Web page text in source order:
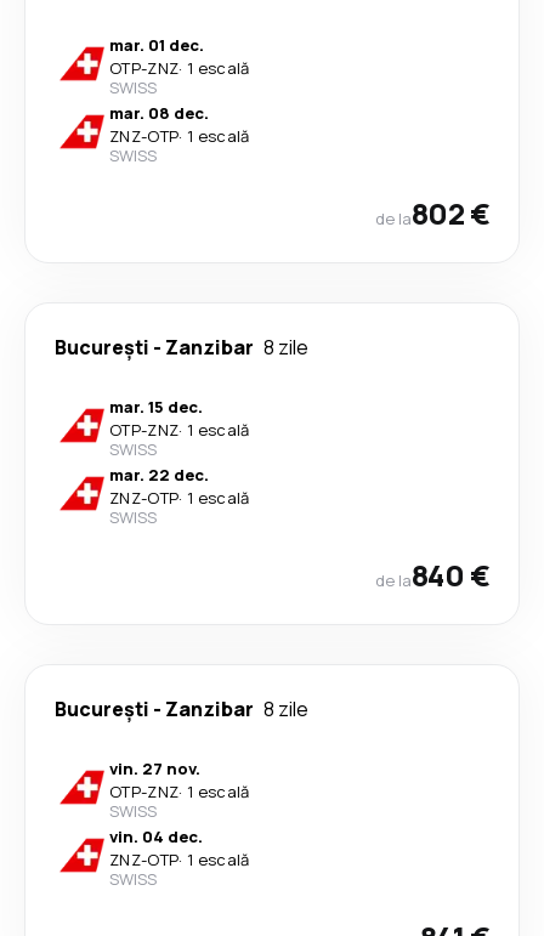
mar. 01 dec.
OTP-ZNZ· 1 escală
SWISS
mar. 08 dec.
ZNZ-OTP· 1 escală
SWISS
de la802 €
București - Zanzibar 8 zile
mar. 15 dec.
OTP-ZNZ· 1 escală
SWISS
mar. 22 dec.
ZNZ-OTP· 1 escală
SWISS
de la840 €
București - Zanzibar 8 zile
vin. 27 nov.
OTP-ZNZ· 1 escală
SWISS
vin. 04 dec.
ZNZ-OTP· 1 escală
SWISS